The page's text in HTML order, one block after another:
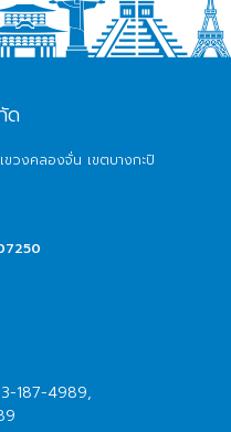
ด
งคลองจั่น เขตบางกะปิ
187-4989,